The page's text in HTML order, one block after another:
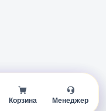
Корзина Менеджер